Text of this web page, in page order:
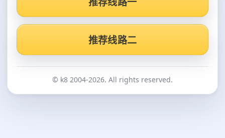
推荐线路二
© k8 2004-2026. All rights reserved.